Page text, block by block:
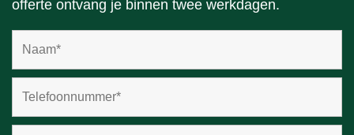
offerte ontvang je binnen twee werkdagen.